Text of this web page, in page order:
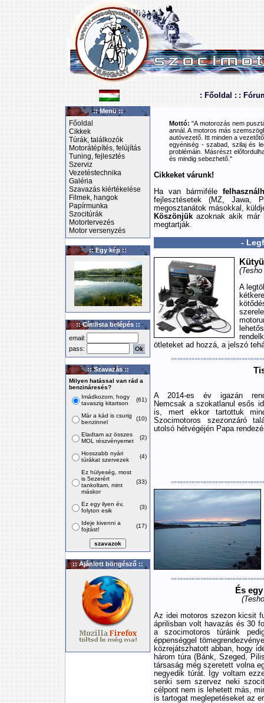
: Főoldal : :
:: Menü ::
Főoldal
Cikkek
Túrák, találkozók
Motorátépítés, felújítás
Tuning, fejlesztés
Szerviz
Vezetéstechnika
Galéria
Szavazás kiértékelése
Filmek, hangok
Papírmunka
Szocitúrák
Motortervezés
Motor versenyzés
:: Egy kép ::
:: Címlista belépés ::
email:
pass:
:: Szavazás ::
Milyen hatással van rád a
benzináresés?
Imádkozom, hogy
tavaszig kitartson
(61)
Már a kád is csurig
benzinnel
(10)
Eladtam az összes
MOL részvényemet
(2)
Hosszabb nyári
túrákat szervezek
(4)
Ez hülyeség, most
is 5ezerért
tankoltam, mint
máskor
(33)
Ez egy ilyen év,
folyton esik
(3)
Ideje kivenni a
fojtást!
(17)
:: Ajánlott böngésző ::
Mottó: "A motorozás nem
annál. A motoros más
autóvezető. Itt minden a
egyéniség - szabad, szilaj és
problémáin. Másrészt
és mindig sebezhető."
Cikkeket várunk!
Ha van bármiféle
fejlesztésetek (MZ, Jawa,
megosztanátok másokkal,
Köszönjük azoknak akik már
megtartják.
-
(Tesho
A
ötleteket ad hozzá, a jelszó
A 2014-es év igazán
Nemcsak a szokatlanul esős
is, mert ekkor tartottuk
Szocimotoros szezonzáró
utolsó hétvégéjén Papa
És
Az idei motoros szezon kicsit
áprilisban volt havazás és 30
a szocimotoros túráink
éppenséggel
közrejátszhatott abban, hogy
három túra (Bánk, Szeged,
társaság még szeretett volna
negyedik túrát. Így voltam
senki sem szervez neki
célpont nem is lehetett más,
is tartogat meglepetéseket az